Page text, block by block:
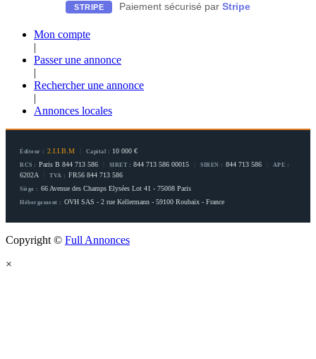
STRIPE Paiement sécurisé par Stripe
Mon compte
|
Passer une annonce
|
Rechercher une annonce
|
Annonces locales
Éditeur : 2.I.I.B.M Capital : 10 000 €
RCS : Paris B 844 713 586 SIRET : 844 713 586 00015 SIREN : 844 713 586 APE :
6202A TVA : FR56 844 713 586
Siège : 66 Avenue des Champs Elysées Lot 41 - 75008 Paris
Hébergement : OVH SAS - 2 rue Kellermann - 59100 Roubaix - France
Copyright © Full Annonces
×